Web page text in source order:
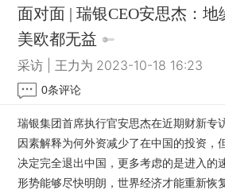
面对面 | 瑞银CEO安思杰：地
美欧都无益
采访 | 王力为 2023-10-18 16:23
0条评论
瑞银集团首席执行官安思杰在近期财新专
因素解释为何外资减少了在中国的投资，
决定完全退出中国，更多考虑的是进入的
形势能够尽快明朗，世界经济才能重新恢